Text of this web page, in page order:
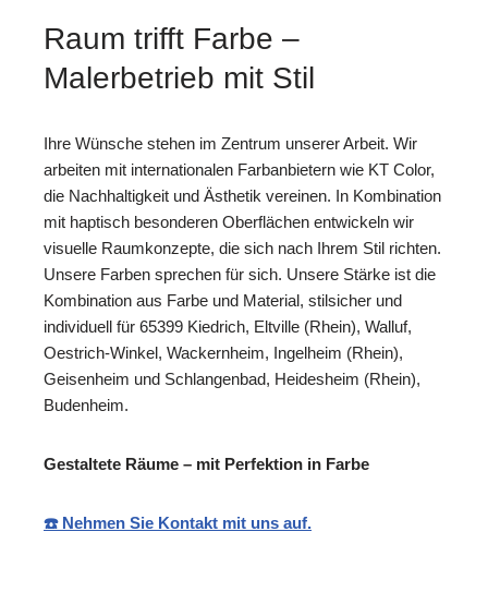
Raum trifft Farbe –
Malerbetrieb mit Stil
Ihre Wünsche stehen im Zentrum unserer Arbeit. Wir
arbeiten mit internationalen Farbanbietern wie KT Color,
die Nachhaltigkeit und Ästhetik vereinen. In Kombination
mit haptisch besonderen Oberflächen entwickeln wir
visuelle Raumkonzepte, die sich nach Ihrem Stil richten.
Unsere Farben sprechen für sich. Unsere Stärke ist die
Kombination aus Farbe und Material, stilsicher und
individuell für 65399 Kiedrich, Eltville (Rhein), Walluf,
Oestrich-Winkel, Wackernheim, Ingelheim (Rhein),
Geisenheim und Schlangenbad, Heidesheim (Rhein),
Budenheim.
Gestaltete Räume – mit Perfektion in Farbe
☎️ Nehmen Sie Kontakt mit uns auf.